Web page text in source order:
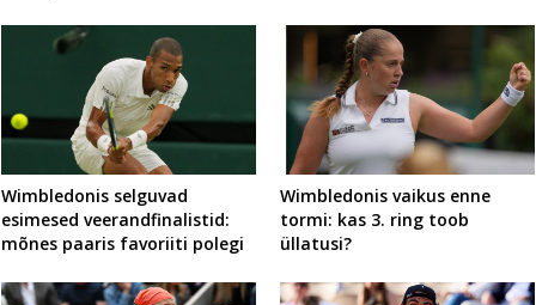
Wimbledonis selguvad
esimesed veerandfinalistid:
mõnes paaris favoriiti polegi
Wimbledonis vaikus enne
tormi: kas 3. ring toob
üllatusi?